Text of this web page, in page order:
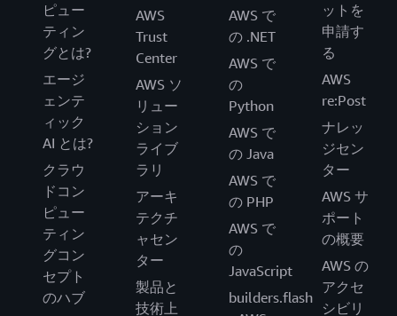
ピュー
ティン
グとは?
エージ
ェンテ
ィック
AI とは?
クラウ
ドコン
ピュー
ティン
グコン
セプト
のハブ
AWS
Trust
Center
AWS ソ
リュー
ション
ライブ
ラリ
アーキ
テクチ
ャセン
ター
製品と
技術上
AWS で
の .NET
AWS で
の
Python
AWS で
の Java
AWS で
の PHP
AWS で
の
JavaScript
builders.flash
ットを
申請す
る
AWS
re:Post
ナレッ
ジセン
ター
AWS サ
ポート
の概要
AWS の
アクセ
シビリ